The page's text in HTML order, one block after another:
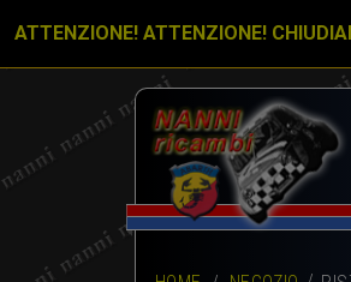
ATTENZIONE! ATTENZIONE!